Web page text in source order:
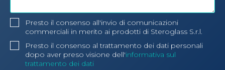
Presto il consenso all'invio di comunicazioni
commerciali in merito ai prodotti di Steroglass S.r.l.
Presto il consenso al trattamento dei dati personali
dopo aver preso visione dell'informativa sul
trattamento dei dati